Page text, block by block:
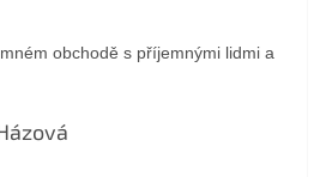
je 5 z 5 hvězdiček.
obchodě s příjemnými lidmi a
je 5 z 5 hvězdiček.